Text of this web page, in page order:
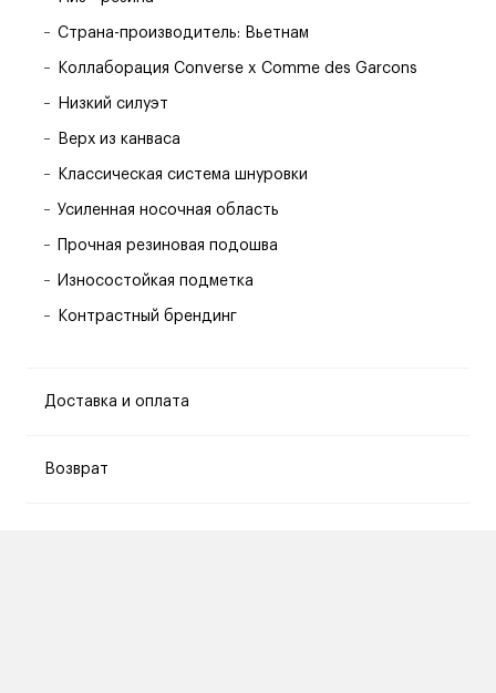
Страна-производитель: Вьетнам
Коллаборация Converse x Comme des Garcons
Низкий силуэт
Верх из канваса
Классическая система шнуровки
Усиленная носочная область
Прочная резиновая подошва
Износостойкая подметка
Контрастный брендинг
Доставка и оплата
Возврат